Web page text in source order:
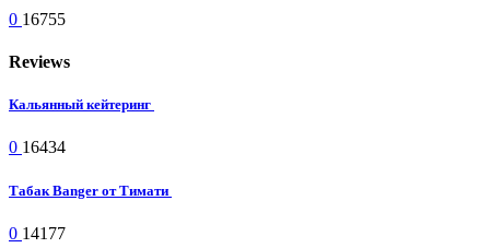
0 16755
Reviews
Кальянный кейтеринг
0 16434
Табак Banger от Тимати
0 14177